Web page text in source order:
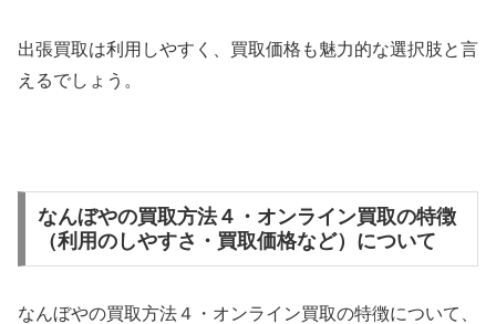
出張買取は利用しやすく、買取価格も魅力的な選択肢と言
えるでしょう。
なんぼやの買取方法４・オンライン買取の特徴
（利用のしやすさ・買取価格など）について
なんぼやの買取方法４・オンライン買取の特徴について、